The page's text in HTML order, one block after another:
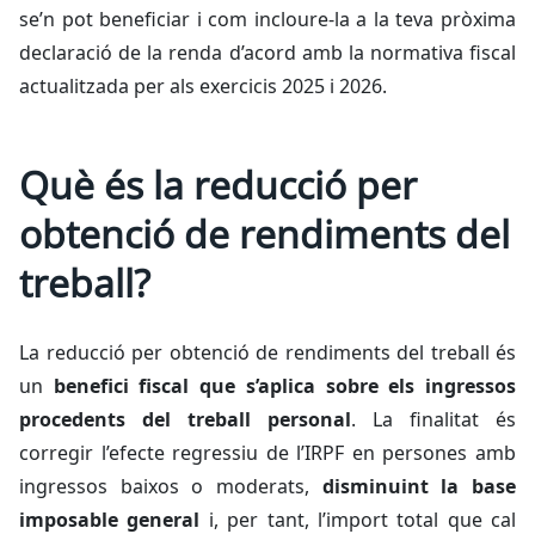
se’n pot beneficiar i com incloure-la a la teva pròxima
declaració de la renda d’acord amb la normativa fiscal
actualitzada per als exercicis 2025 i 2026.
Què és la reducció per
obtenció de rendiments del
treball?
La reducció per obtenció de rendiments del treball és
un benefici fiscal que s’aplica sobre els ingressos
procedents del treball personal.
La finalitat és
corregir l’efecte regressiu de l’IRPF en persones amb
ingressos baixos o moderats, disminuint la base
imposable general i, per tant, l’import total que cal